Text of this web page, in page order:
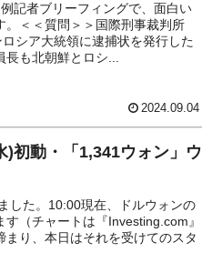
記者ブリーフィングで、面白い
。＜＜質問＞＞国際刑事裁判所
シア大統領に逮捕状を発行した
も北朝鮮とロシ...
2024.09.04
)初動・「1,341ウォン」ウ
した。10:00現在、ドルウォンの
（チャートは『Investing.com』
り、本日はそれを受けてのスタ